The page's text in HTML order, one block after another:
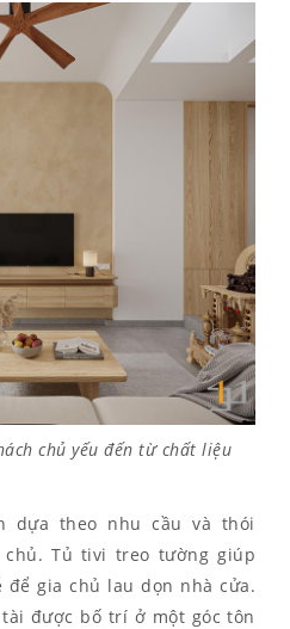
chủ yếu đến từ chất liệu
dựa theo nhu cầu và thói
Tủ tivi treo tường giúp
gia chủ lau dọn nhà cửa.
được bố trí ở một góc tôn